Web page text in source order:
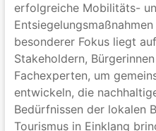
erfolgreiche Mobilitäts-
besonderer Fokus liegt
Stakeholdern,
Fachexperten, um
entwickeln, die
Bedürfnissen der lokalen
Tourismus in Einklang